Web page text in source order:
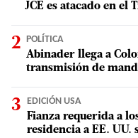
JCE es atacado en
POLÍTICA
Abinader llega a
transmisión de
EDICIÓN USA
Fianza requerida a
residencia a EE. UU.